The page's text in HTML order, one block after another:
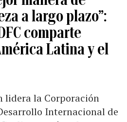
a largo plazo”:
comparte
Latina y el
lidera la Corporación
Internacional de